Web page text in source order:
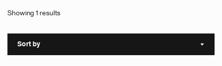
Showing 1 results
Sort by Sort